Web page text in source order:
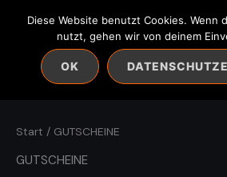
Inhalt
Start / GUTSCHEINE
GUTSCHEINE
Diese Website benutzt Cookies. Wenn
nutzt, gehen wir von deinem
OK